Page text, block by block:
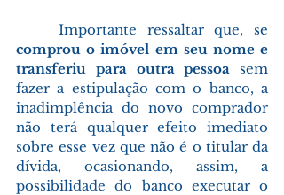
comprou o imóvel em seu nome e
transferiu para outra pessoa sem
fazer a estipulação com o banco, a
inadimplência do novo comprador
não terá qualquer efeito imediato
sobre esse vez que não é o titular da
dívida, ocasionando, assim, a
possibilidade do banco executar o